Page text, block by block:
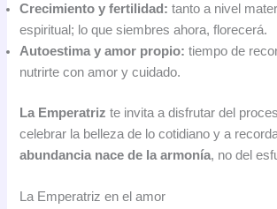
Crecimiento y fertilidad: tanto a nivel
espiritual; lo que siembres ahora, florecerá.
Autoestima y amor propio: tiempo de
nutrirte con amor y cuidado.
La Emperatriz te invita a disfrutar del
celebrar la belleza de lo cotidiano y a
abundancia nace de la armonía, no del
La Emperatriz en el amor